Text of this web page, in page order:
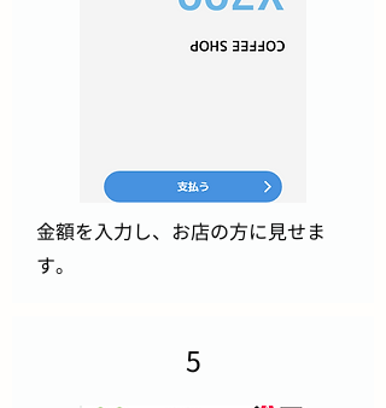
金額を入力し、お店の方に見せま
す。
5